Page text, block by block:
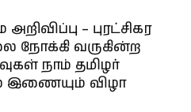
– புரட்சிகர
நோக்கி வருகின்ற
நாம் தமிழர்
இணையும் விழா